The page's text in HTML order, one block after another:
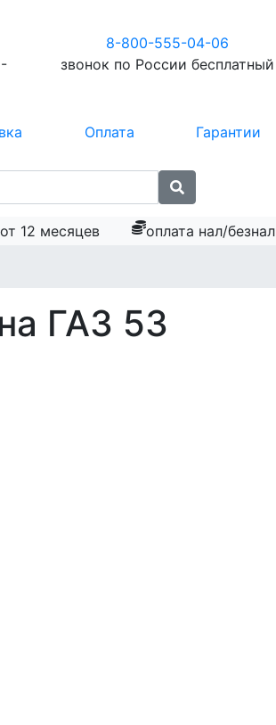
8-800-555-04-06
звонок по России бесплатный
Оплата Гарантии
12 месяцев оплата нал/безнал
ГАЗ 53